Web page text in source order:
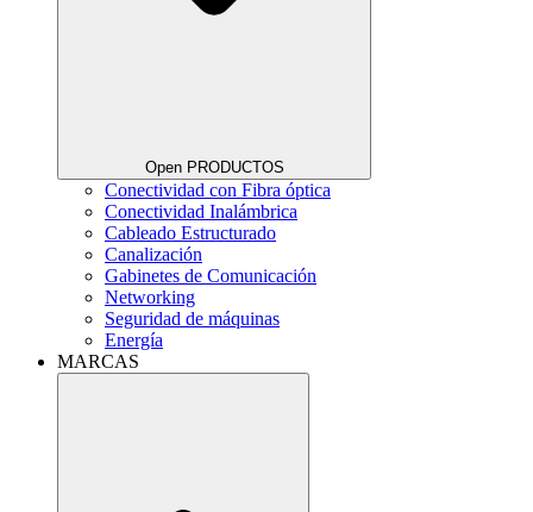
Open PRODUCTOS
Conectividad con Fibra óptica
Conectividad Inalámbrica
Cableado Estructurado
Canalización
Gabinetes de Comunicación
Networking
Seguridad de máquinas
Energía
MARCAS